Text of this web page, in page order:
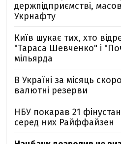
держпідприємстві,
Укрнафту
Київ шукає тих, хто
"Тараса Шевченко" і
мільярда
В Україні за місяць
валютні резерви
НБУ покарав 21
серед них Райффайзен